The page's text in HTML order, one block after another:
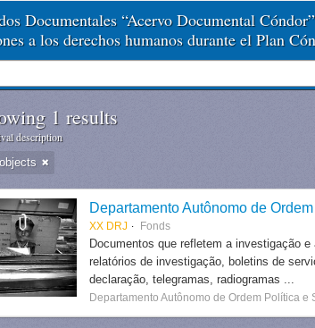
Documentales “Acervo Documental Cóndor”
a los derechos humanos durante el Plan
1 results
description
Departamento Autônomo de
XX DRJ Fonds
Documentos que refletem a investigação
relatórios de investigação, boletins de
declaração, telegramas, radiogramas ...
Departamento Autônomo de Ordem Política